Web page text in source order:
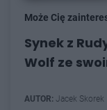
Może Cię
Synek z
Wolf ze
AUTOR: Jacek Skorek